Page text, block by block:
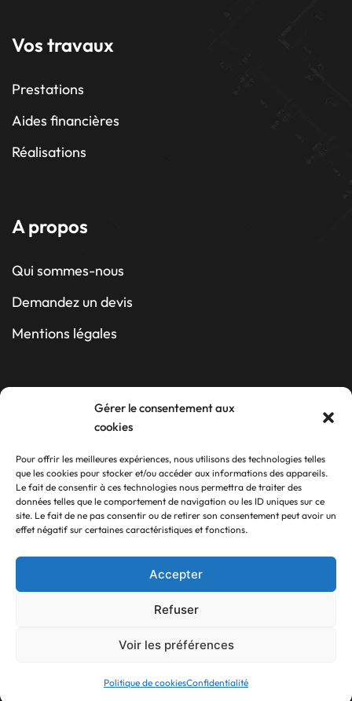
Gérer le consentement aux
cookies
Pour offrir les meilleures expériences, nous utilisons des technologies telles
que les cookies pour stocker et/ou accéder aux informations des appareils.
Le fait de consentir à ces technologies nous permettra de traiter des
données telles que le comportement de navigation ou les ID uniques sur ce
site. Le fait de ne pas consentir ou de retirer son consentement peut avoir un
effet négatif sur certaines caractéristiques et fonctions.
Accepter
Refuser
Voir les préférences
Politique de cookiesConfidentialité
Vos travaux
Prestations
Aides financières
Réalisations
A propos
Qui sommes-nous
Demandez un devis
Mentions légales
Z.A du Ball-Trap
17340 Châtelaillon-Plage
05 46 56 23 45
Suivez-nous